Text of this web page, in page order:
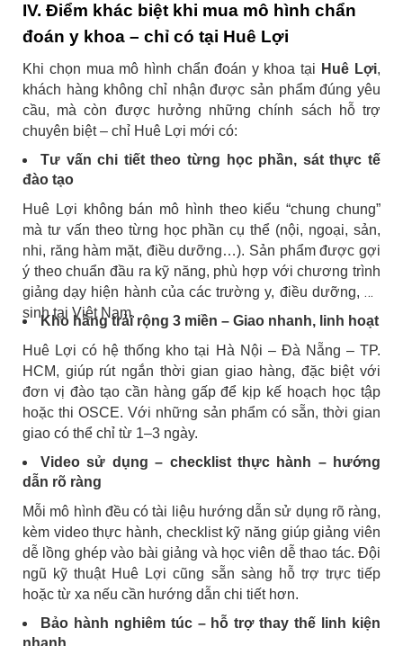
IV. Điểm khác biệt khi mua mô hình chẩn
đoán y khoa – chỉ có tại Huê Lợi
Khi chọn mua mô hình chẩn đoán y khoa tại Huê Lợi,
khách hàng không chỉ nhận được sản phẩm đúng yêu
cầu, mà còn được hưởng những chính sách hỗ trợ
chuyên biệt – chỉ Huê Lợi mới có:
Tư vấn chi tiết theo từng học phần, sát thực tế
đào tạo
Huê Lợi không bán mô hình theo kiểu “chung chung”
mà tư vấn theo từng học phần cụ thể (nội, ngoại, sản,
nhi, răng hàm mặt, điều dưỡng…). Sản phẩm được gợi
ý theo chuẩn đầu ra kỹ năng, phù hợp với chương trình
giảng dạy hiện hành của các trường y, điều dưỡng, hộ
sinh tại Việt Nam.
Kho hàng trải rộng 3 miền – Giao nhanh, linh hoạt
Huê Lợi có hệ thống kho tại Hà Nội – Đà Nẵng – TP.
HCM, giúp rút ngắn thời gian giao hàng, đặc biệt với
đơn vị đào tạo cần hàng gấp để kịp kế hoạch học tập
hoặc thi OSCE. Với những sản phẩm có sẵn, thời gian
giao có thể chỉ từ 1–3 ngày.
Video sử dụng – checklist thực hành – hướng
dẫn rõ ràng
Mỗi mô hình đều có tài liệu hướng dẫn sử dụng rõ ràng,
kèm video thực hành, checklist kỹ năng giúp giảng viên
dễ lồng ghép vào bài giảng và học viên dễ thao tác. Đội
ngũ kỹ thuật Huê Lợi cũng sẵn sàng hỗ trợ trực tiếp
hoặc từ xa nếu cần hướng dẫn chi tiết hơn.
Bảo hành nghiêm túc – hỗ trợ thay thế linh kiện